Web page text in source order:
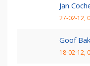
Jan
27-02-12,
Goof
18-02-12,